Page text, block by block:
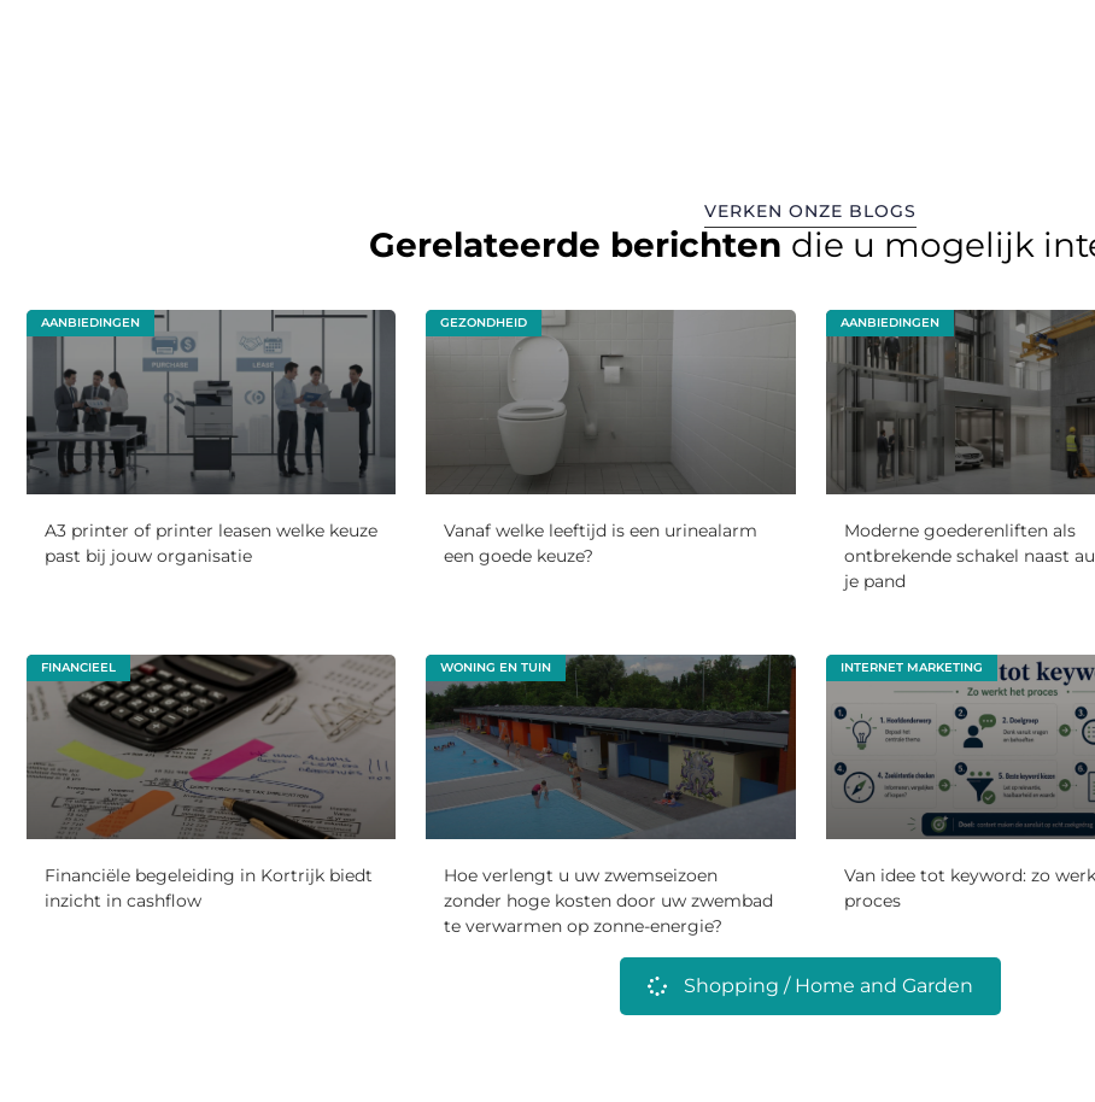
VERKEN ONZE BLOGS
Gerelateerde berichten die u mogelijk
AANBIEDINGEN
A3 printer of printer leasen welke keuze
past bij jouw organisatie
GEZONDHEID
Vanaf welke leeftijd is een urinealarm
een goede keuze?
AANBIEDINGEN
Moderne goederenliften als
ontbrekende schakel naast
je pand
FINANCIEEL
Financiële begeleiding in Kortrijk biedt
inzicht in cashflow
WONING EN TUIN
Hoe verlengt u uw zwemseizoen
zonder hoge kosten door uw zwembad
te verwarmen op zonne-energie?
INTERNET MARKETING
Van idee tot keyword: zo
proces
Shopping / Home and Garden